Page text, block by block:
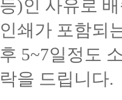
등)인 사유로
인쇄가 포함되
후 5~7일정도
락을 드립니다.